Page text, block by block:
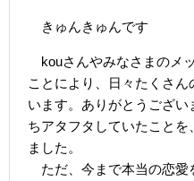
きゅんきゅんです
kouさんやみなさまのメ
ことにより、日々たくさ
います。ありがとうござ
ちアタフタしていたことを
ました。
ただ、今まで本当の恋愛